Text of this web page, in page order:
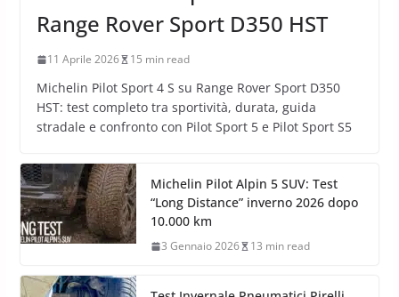
Range Rover Sport D350 HST
11 Aprile 2026 15 min read
Michelin Pilot Sport 4 S su Range Rover Sport D350
HST: test completo tra sportività, durata, guida
stradale e confronto con Pilot Sport 5 e Pilot Sport S5
Michelin Pilot Alpin 5 SUV: Test
“Long Distance” inverno 2026 dopo
10.000 km
3 Gennaio 2026 13 min read